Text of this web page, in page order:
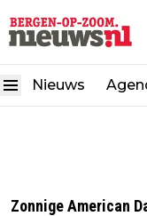
Nieuws
Zonnige American